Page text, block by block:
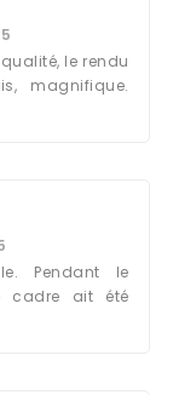
le rendu
magnifique.
Pendant le
cadre ait été